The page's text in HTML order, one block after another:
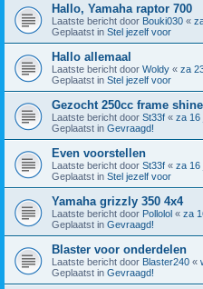
Hallo, Yamaha raptor 700
Laatste bericht door Bouki030 «
Geplaatst in Stel jezelf voor
Hallo allemaal
Laatste bericht door Woldy « za
Geplaatst in Stel jezelf voor
Gezocht 250cc frame
Laatste bericht door St33f « za 16
Geplaatst in Gevraagd!
Even voorstellen
Laatste bericht door St33f « za 16
Geplaatst in Stel jezelf voor
Yamaha grizzly 350 4x4
Laatste bericht door Pollolol « za
Geplaatst in Gevraagd!
Blaster voor onderdelen
Laatste bericht door Blaster240 «
Geplaatst in Gevraagd!